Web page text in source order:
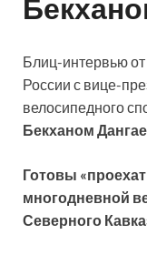
Блиц-интервью
России с вице-
велосипедного
Бекханом
Готовы
многодневной
Северного